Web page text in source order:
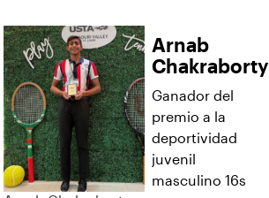
Arnab
Chakraborty
Ganador del
premio a la
deportividad
juvenil
masculino 16s